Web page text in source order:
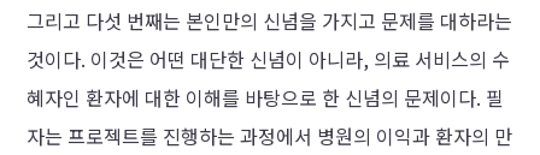
그리고 다섯 번째는 본인만의 신념을 가지고 문제를 대하라는
것이다. 이것은 어떤 대단한 신념이 아니라, 의료 서비스의 수
혜자인 환자에 대한 이해를 바탕으로 한 신념의 문제이다. 필
자는 프로젝트를 진행하는 과정에서 병원의 이익과 환자의 만